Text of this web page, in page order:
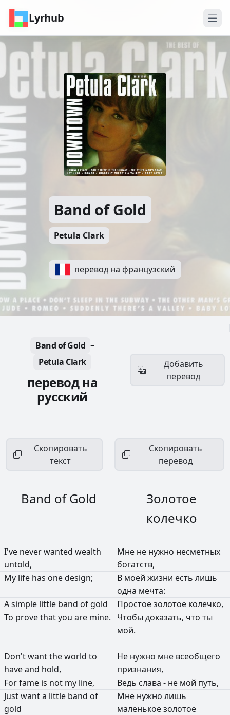
Lyrhub
Band of Gold
Petula Clark
перевод на французский
Band of Gold -
Petula Clark
перевод на
русский
Добавить
перевод
Скопировать
текст
Скопировать
перевод
Band of Gold
Золотое
колечко
I've neverwanted wealth
untold,
Мне не нужно несметных
богатств,
My life has onedesign; В моей жизни есть лишь
одна мечта:
Asimple little band of gold Простоезолотое колечко,
To provethatyou are mine. Чтобы доказать, что ты
мой.
Don'twanttheworld to
haveand hold,
Не нужно мне всеобщего
признания,
Forfame is not my line, Ведь слава - не мой путь,
Justwanta little band of
gold
Мне нужно лишь
маленькоезолотое